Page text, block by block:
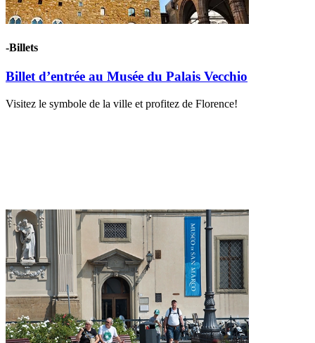
-Billets
Billet d’entrée au Musée du Palais Vecchio
Visitez le symbole de la ville et profitez de Florence!